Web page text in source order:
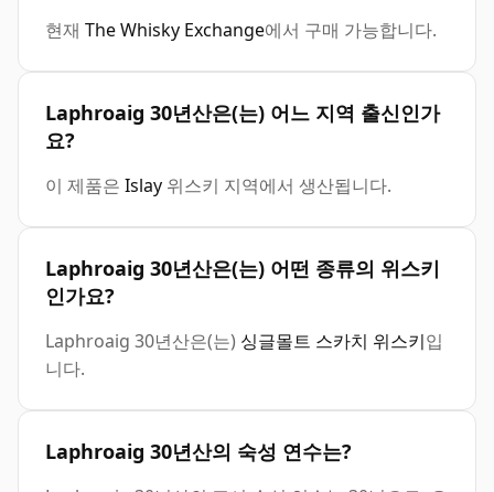
현재 The Whisky Exchange에서 구매 가능합니다.
Laphroaig 30년산은(는) 어느 지역 출신인가
요?
이 제품은 Islay 위스키 지역에서 생산됩니다.
Laphroaig 30년산은(는) 어떤 종류의 위스키
인가요?
Laphroaig 30년산은(는) 싱글몰트 스카치 위스키입
니다.
Laphroaig 30년산의 숙성 연수는?